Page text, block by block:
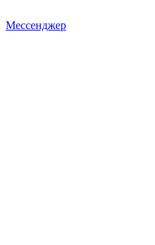
Мессенджер